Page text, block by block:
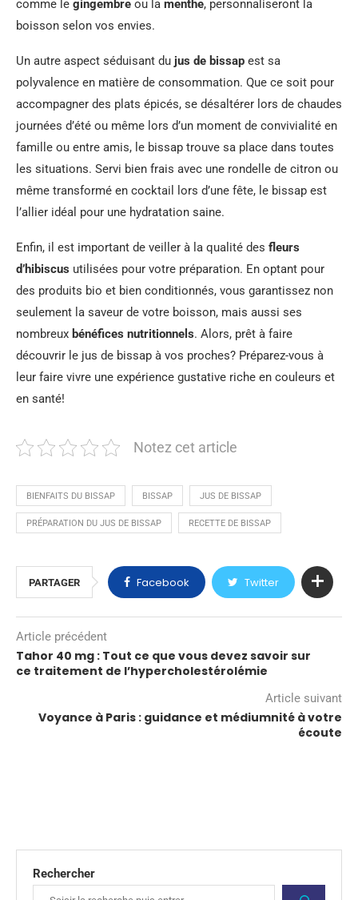
comme le gingembre ou la menthe, personnaliseront la
boisson selon vos envies.
Un autre aspect séduisant du jus de bissap est sa
polyvalence en matière de consommation. Que ce soit pour
accompagner des plats épicés, se désaltérer lors de chaudes
journées d’été ou même lors d’un moment de convivialité en
famille ou entre amis, le bissap trouve sa place dans toutes
les situations. Servi bien frais avec une rondelle de citron ou
même transformé en cocktail lors d’une fête, le bissap est
l’allier idéal pour une hydratation saine.
Enfin, il est important de veiller à la qualité des fleurs
d’hibiscus utilisées pour votre préparation. En optant pour
des produits bio et bien conditionnés, vous garantissez non
seulement la saveur de votre boisson, mais aussi ses
nombreux bénéfices nutritionnels. Alors, prêt à faire
découvrir le jus de bissap à vos proches? Préparez-vous à
leur faire vivre une expérience gustative riche en couleurs et
en santé!
Notez cet article
BIENFAITS DU BISSAP BISSAP JUS DE BISSAP
PRÉPARATION DU JUS DE BISSAP RECETTE DE BISSAP
PARTAGER Facebook Twitter
Article précédent
Tahor 40 mg : Tout ce que vous devez savoir sur
ce traitement de l’hypercholestérolémie
Article suivant
Voyance à Paris : guidance et médiumnité à votre
écoute
Rechercher